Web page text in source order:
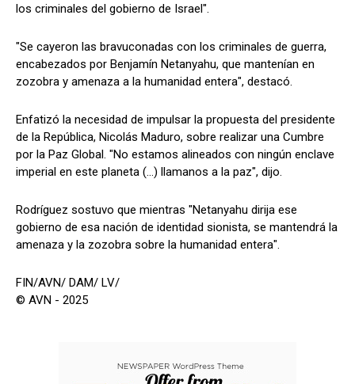
los criminales del gobierno de Israel".
"Se cayeron las bravuconadas con los criminales de guerra,
encabezados por Benjamín Netanyahu, que mantenían en
zozobra y amenaza a la humanidad entera", destacó.
Enfatizó la necesidad de impulsar la propuesta del presidente
de la República, Nicolás Maduro, sobre realizar una Cumbre
por la Paz Global. "No estamos alineados con ningún enclave
imperial en este planeta (…) llamanos a la paz", dijo.
Rodríguez sostuvo que mientras "Netanyahu dirija ese
gobierno de esa nación de identidad sionista, se mantendrá la
amenaza y la zozobra sobre la humanidad entera".
FIN/AVN/ DAM/ LV/
© AVN - 2025